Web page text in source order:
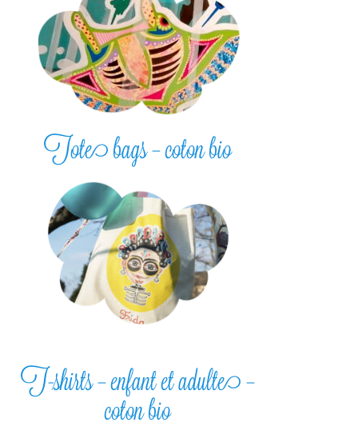
Tote bags – coton bio
T-shirts – enfant et adulte –
coton bio